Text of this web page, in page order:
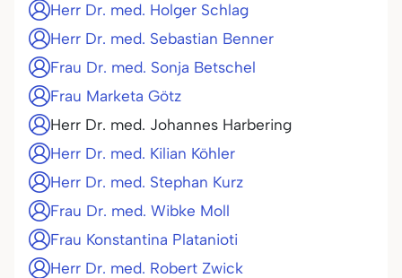
Herr Dr. med. Holger Schlag
Herr Dr. med. Sebastian Benner
Frau Dr. med. Sonja Betschel
Frau Marketa Götz
Herr Dr. med. Johannes Harbering
Herr Dr. med. Kilian Köhler
Herr Dr. med. Stephan Kurz
Frau Dr. med. Wibke Moll
Frau Konstantina Platanioti
Herr Dr. med. Robert Zwick